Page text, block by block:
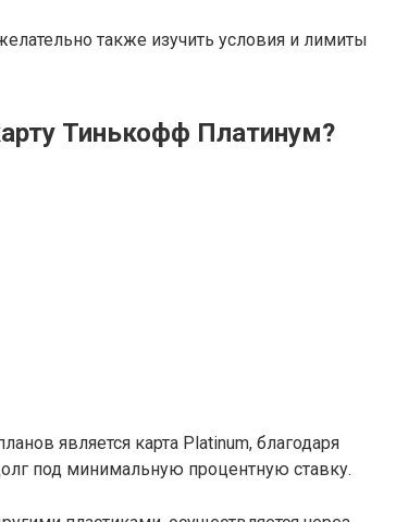
также изучить условия и лимиты
Тинькофф Платинум?
является карта Platinum, благодаря
под минимальную процентную ставку.